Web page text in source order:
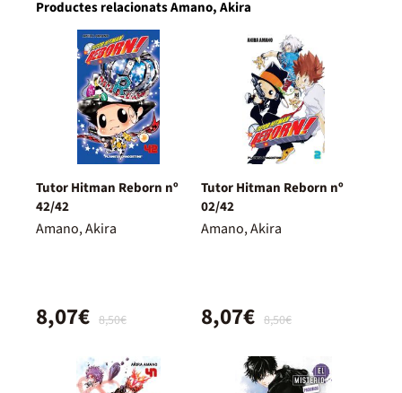
Productes relacionats Amano, Akira
Tutor Hitman Reborn nº
42/42
Amano, Akira
8,50€
8,07€
Tutor Hitman Reborn nº
02/42
Amano, Akira
8,50€
8,07€